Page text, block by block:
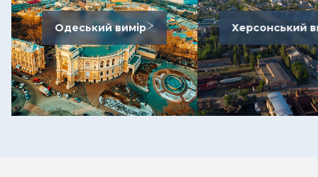
Одеський вимір Херсонський